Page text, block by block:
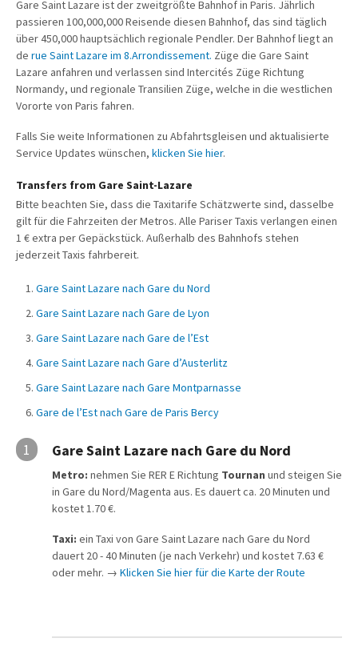
Gare Saint Lazare ist der zweitgrößte Bahnhof in Paris. Jährlich
passieren 100,000,000 Reisende diesen Bahnhof, das sind täglich
über 450,000 hauptsächlich regionale Pendler. Der Bahnhof liegt an
de rue Saint Lazare im 8.Arrondissement. Züge die Gare Saint
Lazare anfahren und verlassen sind Intercités Züge Richtung
Normandy, und regionale Transilien Züge, welche in die westlichen
Vororte von Paris fahren.
Falls Sie weite Informationen zu Abfahrtsgleisen und aktualisierte
Service Updates wünschen, klicken Sie hier.
Transfers from Gare Saint-Lazare
Bitte beachten Sie, dass die Taxitarife Schätzwerte sind, dasselbe
gilt für die Fahrzeiten der Metros. Alle Pariser Taxis verlangen einen
1 € extra per Gepäckstück. Außerhalb des Bahnhofs stehen
jederzeit Taxis fahrbereit.
Gare Saint Lazare nach Gare du Nord
Gare Saint Lazare nach Gare de Lyon
Gare Saint Lazare nach Gare de l’Est
Gare Saint Lazare nach Gare d’Austerlitz
Gare Saint Lazare nach Gare Montparnasse
Gare de l’Est nach Gare de Paris Bercy
1 Gare Saint Lazare nach Gare du Nord
Metro: nehmen Sie RER E Richtung Tournan und steigen Sie
in Gare du Nord/Magenta aus. Es dauert ca. 20 Minuten und
kostet 1.70 €.
Taxi: ein Taxi von Gare Saint Lazare nach Gare du Nord
dauert 20 - 40 Minuten (je nach Verkehr) und kostet 7.63 €
oder mehr. → Klicken Sie hier für die Karte der Route